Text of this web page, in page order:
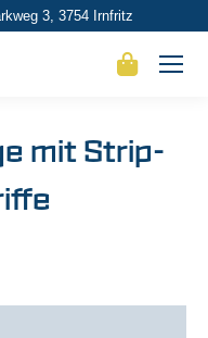
3, 3754 Irnfritz
mit Strip-